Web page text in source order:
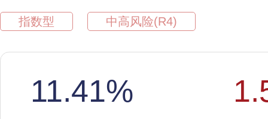
指数型 中高风险(R4)
11.41%